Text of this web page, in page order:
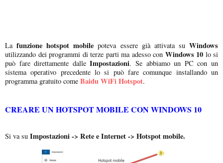
Lafunzione hotspot mobile poteva essere già attivata suWindows
utilizzando dei programmi di terze parti ma adesso con Windows 10 lo si
può fare direttamente dalleImpostazioni. Se abbiamo un PC con un
sistema operativo precedente lo si può fare comunque installando un
programma gratuito come Baidu WiFi Hotspot.
CREARE UN HOTSPOT MOBILE CON WINDOWS 10
Si va su Impostazioni -> Rete e Internet -> Hotspot mobile.